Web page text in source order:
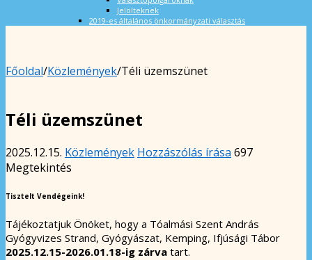
Jelölteknek
2019-es általános önkormányzati választás
Főoldal/Közlemények/Téli üzemszünet
Téli üzemszünet
2025.12.15. Közlemények Hozzászólás írása 697
Megtekintés
Tisztelt Vendégeink!
Tájékoztatjuk Önöket, hogy a Tóalmási Szent András
Gyógyvizes Strand, Gyógyászat, Kemping, Ifjúsági Tábor
2025.12.15-2026.01.18-ig zárva tart.